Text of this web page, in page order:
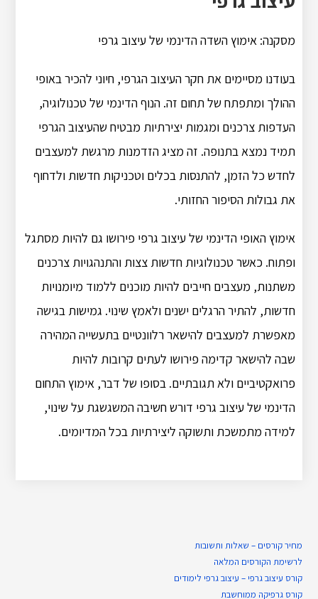
מסקנה: אימוץ השדה הדינמי של עיצוב גרפי
בעודנו מסיימים את חקר העיצוב הגרפי, חיוני להכיר באופי
ההולך ומתפתח של תחום זה.הנוף הדינמי של טכנולוגיה,
העדפות צרכנים ומגמות יצירתיות מבטיח שהעיצוב הגרפי
תמיד נמצא בתנופה. זה מציג הזדמנות מרגשת למעצבים
לחדש כל הזמן, להתנסות בכלים וטכניקות חדשות ולדחוף
את גבולות הסיפור החזותי.
אימוץ האופי הדינמי של עיצוב גרפי פירושו גם להיות מסתגל
ופתוח. כאשר טכנולוגיות חדשות צצות והתנהגויות צרכנים
משתנות, מעצבים חייבים להיות מוכנים ללמוד מיומנויות
חדשות, להתיר הרגלים ישנים ולאמץ שינוי. גמישות בגישה
מאפשרת למעצבים להישאר רלוונטיים בתעשייה המהירה
שבה להישאר קדימה פירושו לעתים קרובות להיות
פרואקטיביים ולא תגובתיים.בסופו של דבר, אימוץ התחום
הדינמי של עיצוב גרפי דורש חשיבה המשגשגת על שינוי,
למידה מתמשכת ותשוקה ליצירתיות בכל המדיומים.
מחיר קורסים – שאלות ותשובות
לרשימת הקורסים המלאה
קורס עיצוב גרפי – עיצוב גרפי לימודים
קורס גרפיקה ממוחשבת